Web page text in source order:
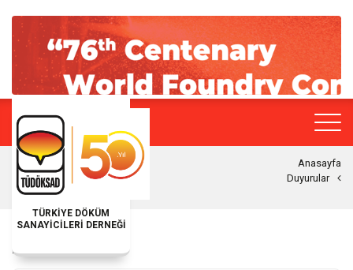
TÜRKİYE DÖKÜM
SANAYİCİLERİ DERNEĞİ
Anasayfa
Duyurular
DUYURULAR